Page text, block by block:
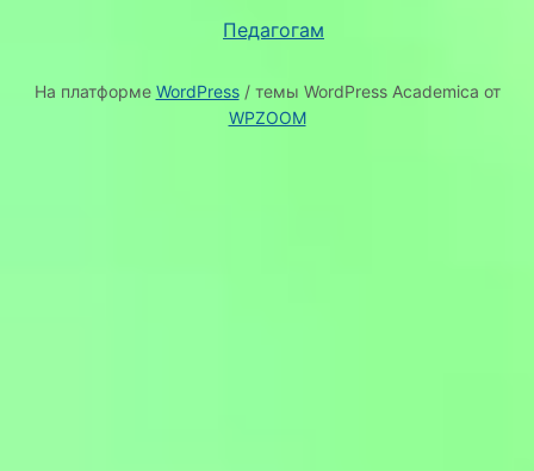
Педагогам
На платформе WordPress/ темы WordPress Academica от
WPZOOM